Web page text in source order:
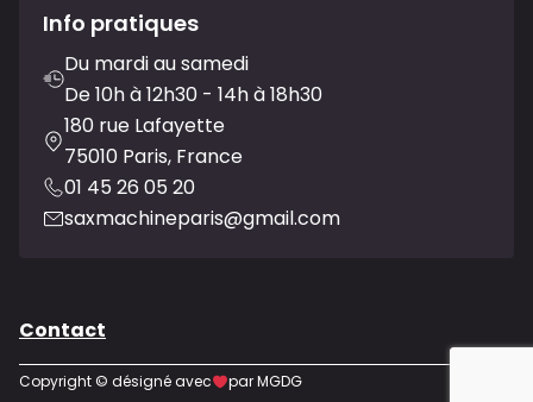
Info pratiques
Du mardi au samedi
De 10h à 12h30 - 14h à 18h30
180 rue Lafayette
75010 Paris, France
01 45 26 05 20
saxmachineparis@gmail.com
Contact
Copyright © désigné avec par MGDG